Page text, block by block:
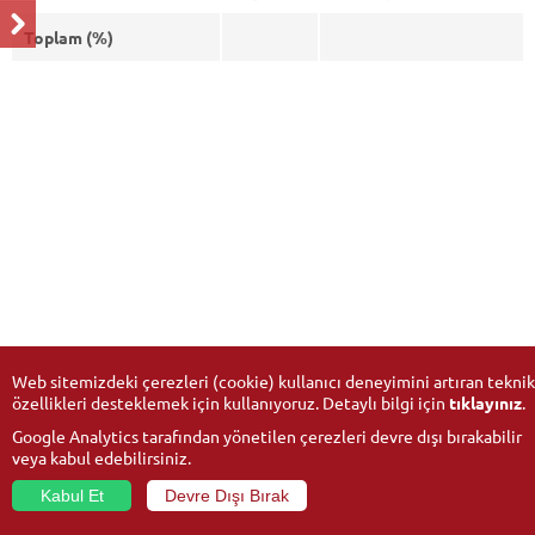
Toplam (%)
Web sitemizdeki çerezleri (cookie) kullanıcı deneyimini artıran teknik
özellikleri desteklemek için kullanıyoruz. Detaylı bilgi için tıklayınız.
Google Analytics tarafından yönetilen çerezleri devre dışı bırakabilir
veya kabul edebilirsiniz.
Kabul Et
Devre Dışı Bırak
© 2026Anadolu Üniversitesi- Tüm hakları saklıdır.